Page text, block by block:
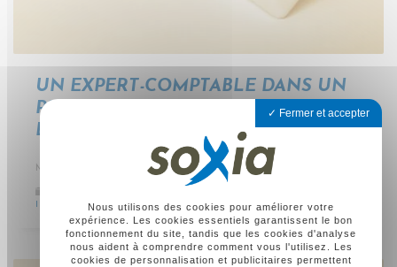
UN EXPERT-COMPTABLE DANS UN
PSE (UN PLAN DE SAUVEGARDE DE
L’EMPLOI)
MERCREDI, 15 FÉVRIER 2023
licenciements)
Fermer et accepter
Nous utilisons des cookies pour améliorer votre
expérience. Les cookies essentiels garantissent le bon
fonctionnement du site, tandis que les cookies d'analyse
nous aident à comprendre comment vous l'utilisez. Les
cookies de personnalisation et publicitaires permettent